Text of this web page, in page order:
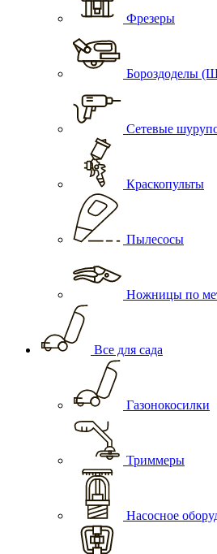
Фрезеры
Бороздоделы
Сетевые
Краскопульты
Пылесосы
Ножницы по
Все для сада
Газонокосилки
Триммеры
Насосное